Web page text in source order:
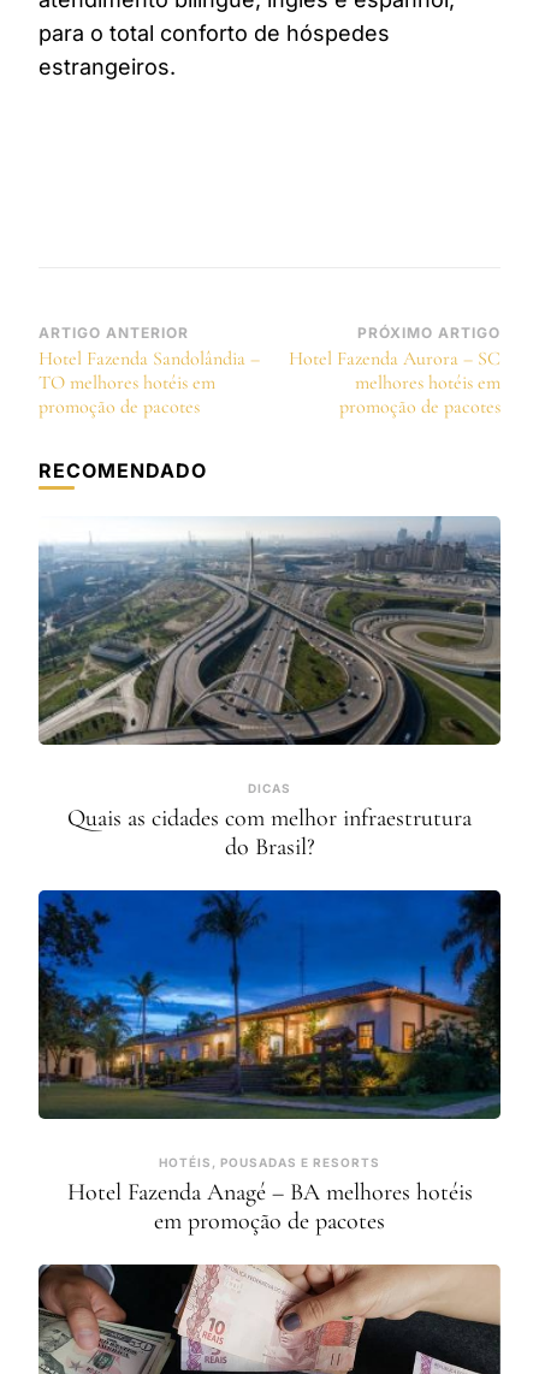
para o total conforto de hóspedes
estrangeiros.
Navegação
de
post
ARTIGO ANTERIOR
Hotel Fazenda Sandolândia –
TO melhores hotéis em
promoção de pacotes
PRÓXIMO ARTIGO
Hotel Fazenda Aurora – SC
melhores hotéis em
promoção de pacotes
RECOMENDADO
DICAS
Quais as cidades com melhor infraestrutura
do Brasil?
HOTÉIS, POUSADAS E RESORTS
Hotel Fazenda Anagé – BA melhores hotéis
em promoção de pacotes